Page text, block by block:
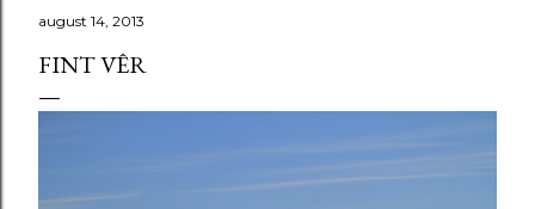
august 14, 2013
FINT VÊR